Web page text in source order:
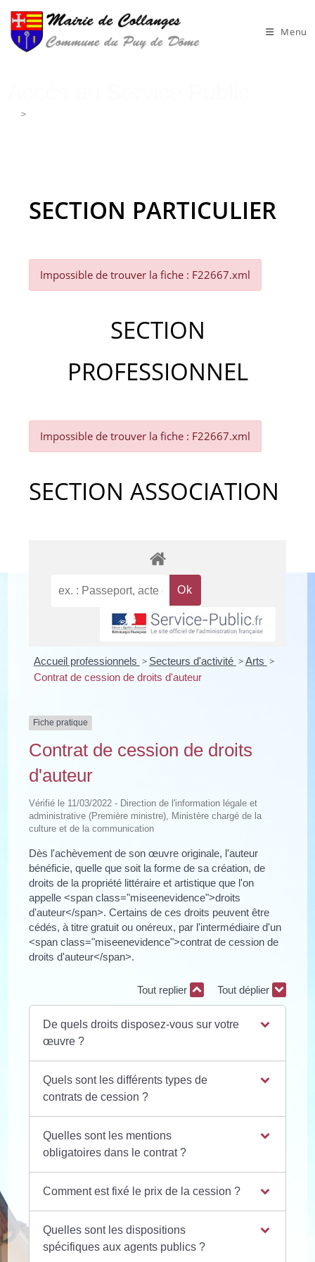
Skip
content
Menu
>
SECTION PARTICULIER
Impossible de trouver la fiche : F22667.xml
SECTION
PROFESSIONNEL
Impossible de trouver la fiche : F22667.xml
SECTION ASSOCIATION
Accueil professionnels > Secteurs d'activité >Arts >
Contrat de cession de droits d'auteur
Fiche pratique
Contrat de cession de droits
d'auteur
Vérifié le 11/03/2022 - Direction de l'information légale et
administrative (Première ministre), Ministère chargé de la
culture et de la communication
Dès l'achèvement de son œuvre originale, l'auteur
bénéficie, quelle que soit la forme de sa création, de
droits de la propriété littéraire et artistique que l'on
appelle <span class="miseenevidence">droits
d'auteur</span>. Certains de ces droits peuvent être
cédés, à titre gratuit ou onéreux, par l'intermédiaire d'un
<span class="miseenevidence">contrat de cession de
droits d'auteur</span>.
Tout replier Tout déplier
De quels droits disposez-vous sur votre
œuvre ?
Quels sont les différents types de
contrats de cession ?
Quelles sont les mentions
obligatoires dans le contrat ?
Comment est fixé le prix de la cession ?
Quelles sont les dispositions
spécifiques aux agents publics ?